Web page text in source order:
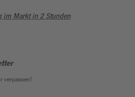
im Markt in 2 Stunden
verpassen!